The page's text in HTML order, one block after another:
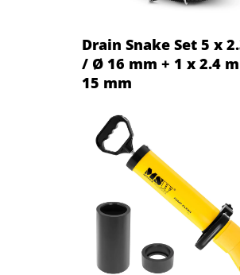
Drain Snake Set 5 x
/ Ø 16 mm + 1 x 2.4
15 mm